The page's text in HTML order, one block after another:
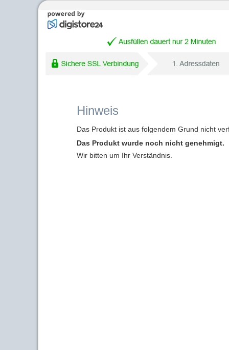
Hinweis
Das Produkt ist aus folgendem Grund nicht
Das Produkt wurde noch nicht genehmigt.
Wir bitten um Ihr Verständnis.